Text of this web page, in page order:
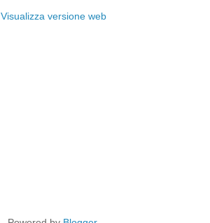
Visualizza versione web